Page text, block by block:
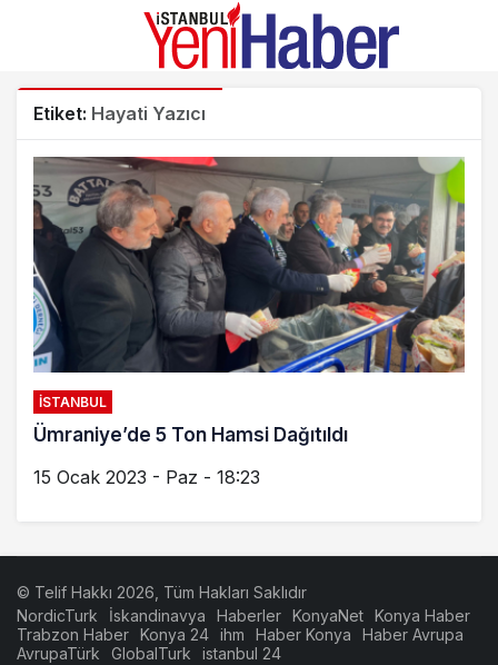
Etiket: Hayati Yazıcı
İSTANBUL
Ümraniye’de 5 Ton Hamsi Dağıtıldı
15 Ocak 2023 - Paz - 18:23
© Telif Hakkı 2026, Tüm Hakları Saklıdır
NordicTurk
İskandinavya Haberler KonyaNet Konya Haber
Trabzon Haber Konya 24 ihm Haber Konya
Haber Avrupa
AvrupaTürk
GlobalTurk istanbul 24